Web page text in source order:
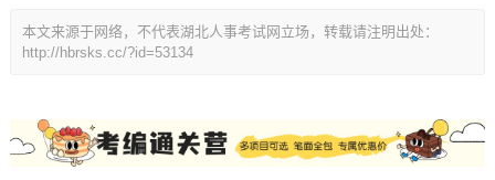
本文来源于网络，不代表湖北人事考试网立场，转载请注明出处：
http://hbrsks.cc/?id=53134